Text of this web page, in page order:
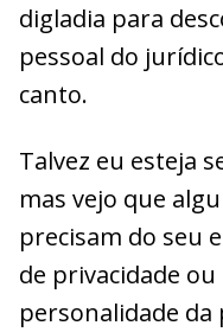
digladia para
pessoal do
canto.
Talvez eu esteja
mas vejo que
precisam do seu
de privacidade
personalidade da